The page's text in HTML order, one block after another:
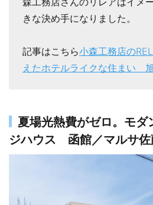
きな決め手になりました。
記事はこちら小森工務店の
えたホテルライクな住まい
夏場光熱費がゼロ。モダ
ジハウス 函館／マルサ佐